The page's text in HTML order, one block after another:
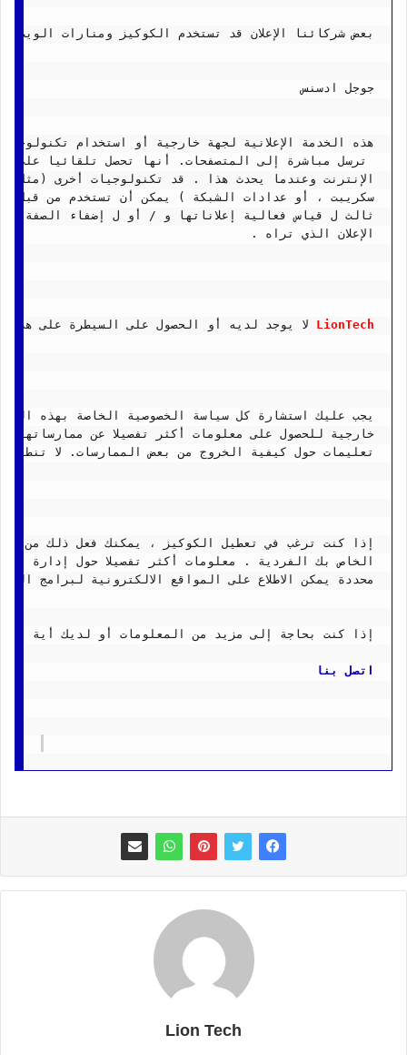
بعض شركائنا الإعلان قد تستخدم الكوكيز ومنارات
جوجل ادسنس
هذه الخدمة الإعلانية لجهة خارجية أو استخدام
ترسل مباشرة إلى المتصفحات. أنها تحصل تلقائيا على
الإنترنت وعندما يحدث هذا . قد تكنولوجيات أخرى (مثل
سكريبت ، أو عدادات الشبكة ) يمكن أن تستخدم من قبل
ثالث ل قياس فعالية إعلاناتها و / أو ل إضفاء الصفة
الإعلان الذي تراه .
LionTech لا يوجد لديه أو الحصول على السيطرة على
يجب عليك استشارة كل سياسة الخصوصية الخاصة بهذه
خارجية للحصول على معلومات أكثر تفصيلا عن ممارساتها
تعليمات حول كيفية الخروج من بعض الممارسات. لا تنطبق
إذا كنت ترغب في تعطيل الكوكيز ، يمكنك فعل ذلك من
الخاص بك الفردية . معلومات أكثر تفصيلا حول إدارة
محددة يمكن الاطلاع على المواقع الالكترونية لبرامج
إذا كنت بحاجة إلى مزيد من المعلومات أو لديك أية
اتصل بنا
Lion Tech